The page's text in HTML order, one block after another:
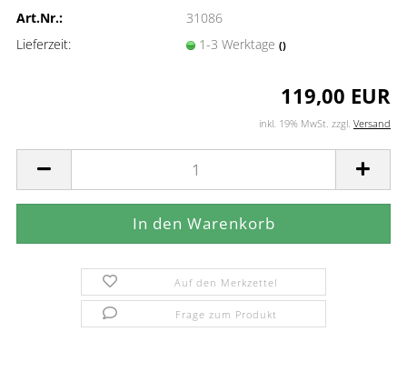
Art.Nr.:
31086
Lieferzeit:
1-3 Werktage ()
119,00 EUR
inkl. 19% MwSt. zzgl. Versand
Auf den Merkzettel
Frage zum Produkt